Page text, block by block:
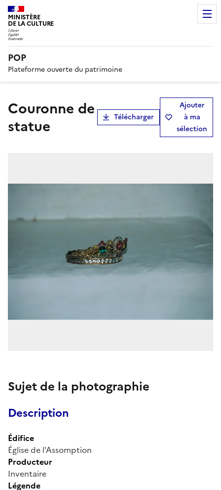
MINISTÈRE
DE LA CULTURE
POP
Plateforme ouverte du patrimoine
couronne de
statue
Télécharger
Ajouter
à ma
sélection
Sujet de la photographie
Description
Édifice
Église de l'Assomption
Producteur
Inventaire
Légende